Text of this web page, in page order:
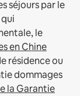
séjours par le
le
en Chine
résidence ou
dommages
la Garantie